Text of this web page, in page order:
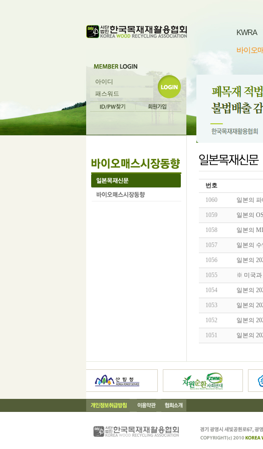
KWRA
바이오
번호
1060
일본의
1059 일본의
1058 일본의
1057 일본의
1056 일본의
1055 ※ 미국과
1054 일본의
1053 일본의
1052 일본의
1051 일본의